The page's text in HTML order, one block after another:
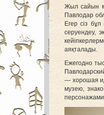
Жыл сайын
Павлодар
Егер сіз
серуендеу,
аяқталады.
Ежегодно
— хорошая
музею,